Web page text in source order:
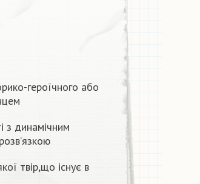
героїчного або
з динамічним
твір,що існує в